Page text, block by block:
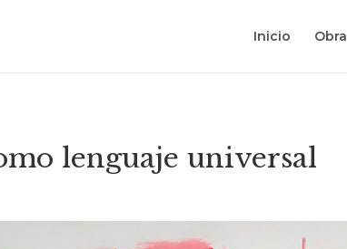
Inicio Obra
lenguaje universal